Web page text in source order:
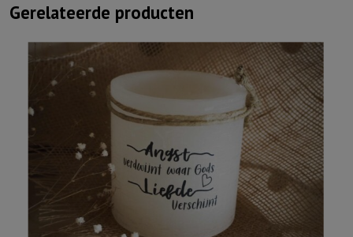
Gerelateerde producten